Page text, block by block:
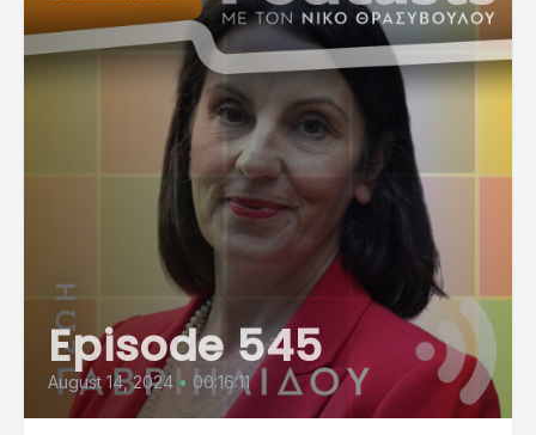
Episode 545
August 14, 2024 • 00:16:11